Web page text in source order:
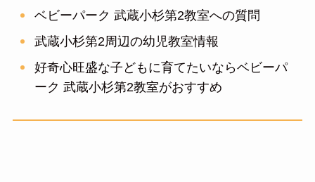
ベビーパーク 武蔵小杉第2教室への質問
武蔵小杉第2周辺の幼児教室情報
好奇心旺盛な子どもに育てたいならベビーパ
ーク 武蔵小杉第2教室がおすすめ